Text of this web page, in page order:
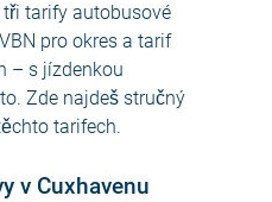
tarify autobusové
pro okres a tarif
– s jízdenkou
Zde najdeš stručný
tarifech.
v Cuxhavenu